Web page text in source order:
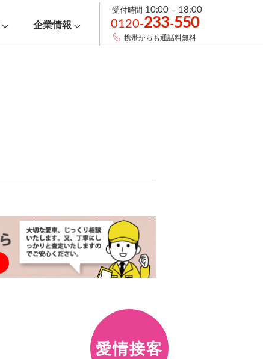
企業情報
受付時間 10:00 – 18:00
0120-233-550
携帯からも通話料無料
愛情接客